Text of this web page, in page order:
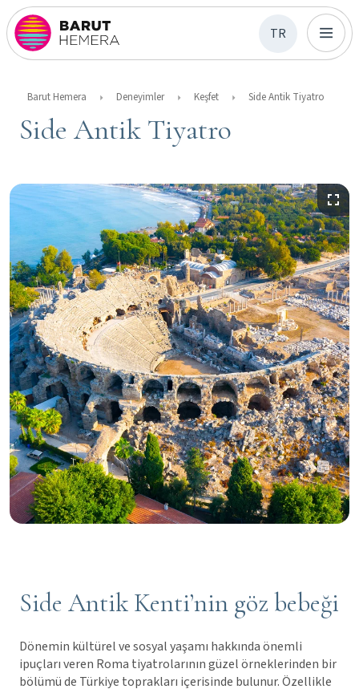
TR
Barut Hemera Deneyimler Keşfet Side Antik Tiyatro
Side Antik Tiyatro
Side Antik Kenti’nin göz bebeği
Dönemin kültürel ve sosyal yaşamı hakkında önemli
ipuçları veren Roma tiyatrolarının güzel örneklerinden bir
bölümü de Türkiye toprakları içerisinde bulunur. Özellikle